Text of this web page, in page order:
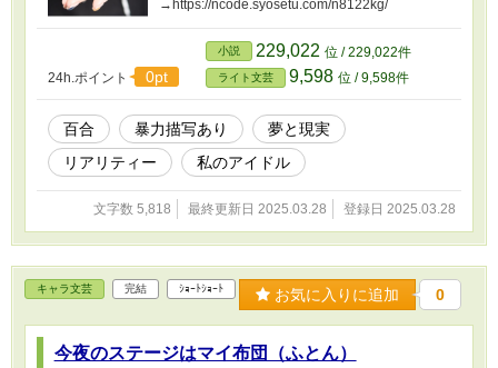
→https://ncode.syosetu.com/n8122kg/
24h.ポイント 0pt
小説 229,022 位 / 229,022件
ライト文芸 9,598 位 / 9,598件
百合 暴力描写あり
夢と現実
リアリティー
私のアイドル
文字数 5,818 最終更新日 2025.03.28 登録日 2025.03.28
キャラ文芸 完結 ｼｮｰﾄｼｮｰﾄ お気に入りに追加 0
今夜のステージはマイ布団（ふとん）